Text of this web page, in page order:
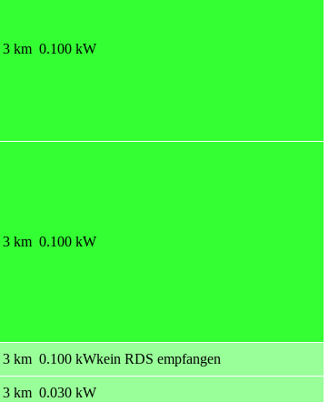
3 km 0.100 kW
3 km 0.100 kW
3 km 0.100 kWkein RDS empfangen
3 km 0.030 kW